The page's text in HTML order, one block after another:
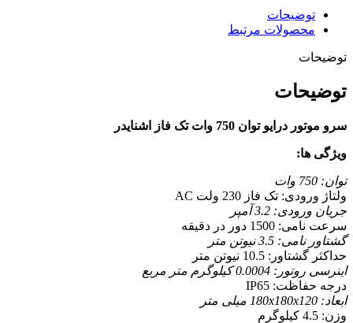
توضیحات
محصولات مرتبط
توضیحات
توضیحات
سرو موتور درایو توان 750 وات تک فاز اشنایدر
ویژگی ها:
توان: 750 وات
ولتاژ ورودی: تک فاز 230 ولت AC
جریان ورودی: 3.2 آمپر
سرعت نامی: 1500 دور در دقیقه
گشتاور نامی: 3.5 نیوتن متر
حداکثر گشتاور: 10.5 نیوتن متر
اینرسی روتور: 0.0004 کیلوگرم متر مربع
درجه حفاظت: IP65
ابعاد: 180x180x120 میلی متر
وزن: 4.5 کیلوگرم